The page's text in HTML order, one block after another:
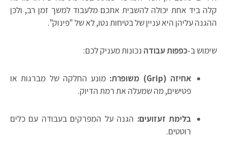
ביד אחת יכולה להשבית אתכם מלעבוד למשך זמן רב, ולכן
עליהן היא עניין של בטיחות נטו, לא של "פינוק".
ב-כפפות עבודהנכונות מעניק לכם:
אחיזה (Grip) משופרת:
מונע החלקה של מברגות או
פטישים, מה שמעלה את רמת הדיוק.
בלימת זעזועים:הגנה על המפרקים בעבודה עם כלים
רוטטים.